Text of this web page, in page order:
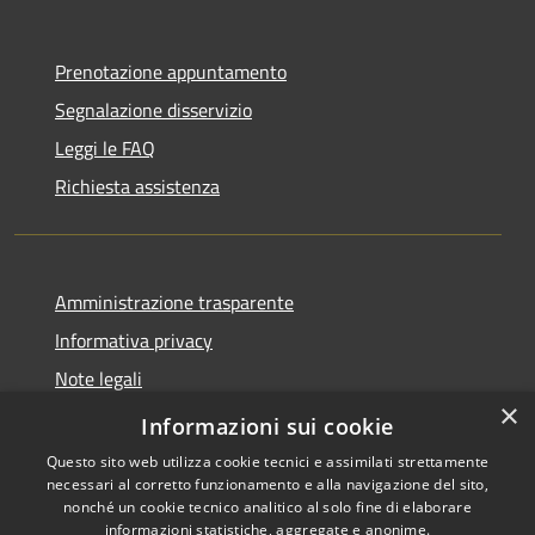
Prenotazione appuntamento
Segnalazione disservizio
Leggi le FAQ
Richiesta assistenza
Amministrazione trasparente
Informativa privacy
Note legali
Dichiarazione di accessibilità
×
Informazioni sui cookie
Questo sito web utilizza cookie tecnici e assimilati strettamente
necessari al corretto funzionamento e alla navigazione del sito,
nonché un cookie tecnico analitico al solo fine di elaborare
informazioni statistiche, aggregate e anonime.